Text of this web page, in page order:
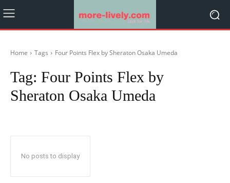
Home Tags Four Points Flex by Sheraton Osaka Umeda
Tag: Four Points Flex by
Sheraton Osaka Umeda
No posts to display